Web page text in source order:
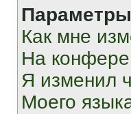
Параметры
Как мне
На
Я изменил
Моего